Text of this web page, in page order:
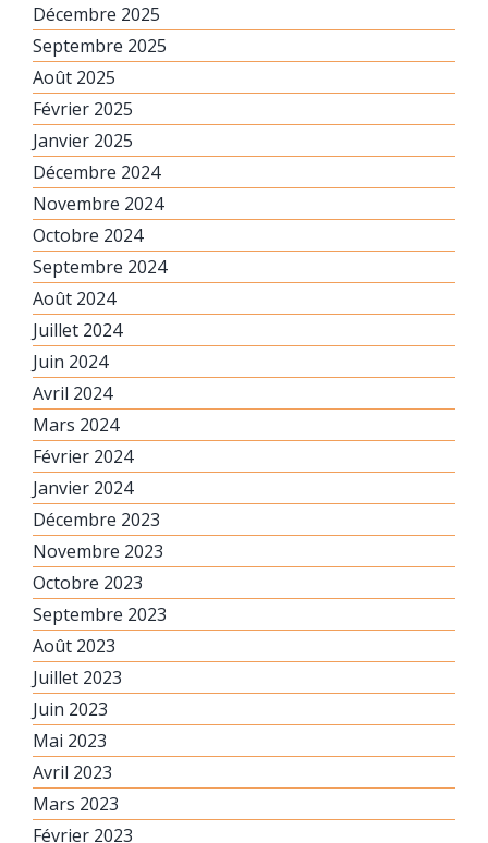
Décembre 2025
Septembre 2025
Août 2025
Février 2025
Janvier 2025
Décembre 2024
Novembre 2024
Octobre 2024
Septembre 2024
Août 2024
Juillet 2024
Juin 2024
Avril 2024
Mars 2024
Février 2024
Janvier 2024
Décembre 2023
Novembre 2023
Octobre 2023
Septembre 2023
Août 2023
Juillet 2023
Juin 2023
Mai 2023
Avril 2023
Mars 2023
Février 2023